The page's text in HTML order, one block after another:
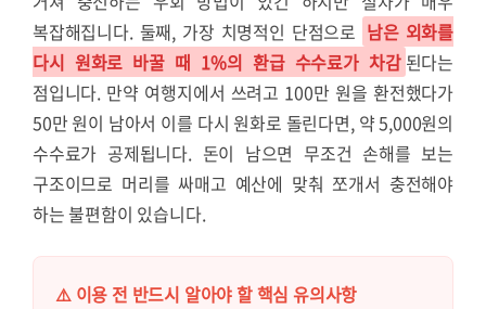
복잡해집니다. 둘째, 가장 치명적인 단점으로 남은 외화를
다시 원화로 바꿀 때 1%의 환급 수수료가 차감 된다는
점입니다. 만약 여행지에서 쓰려고 100만 원을 환전했다가
50만 원이 남아서 이를 다시 원화로 돌린다면, 약 5,000원의
수수료가 공제됩니다. 돈이 남으면 무조건 손해를 보는
구조이므로 머리를 싸매고 예산에 맞춰 쪼개서 충전해야
하는 불편함이 있습니다.
⚠️ 이용 전 반드시 알아야 할 핵심 유의사항